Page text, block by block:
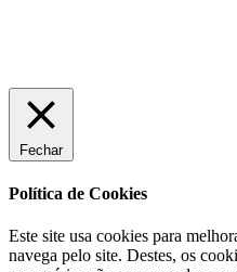
Fechar
Política de Cookies
Este site usa cookies para
navega pelo site. Destes, os